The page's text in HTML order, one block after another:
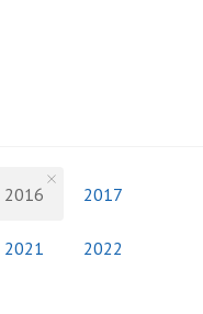
2016 2017
2021 2022